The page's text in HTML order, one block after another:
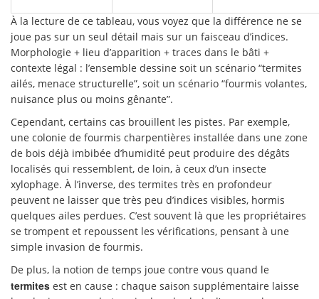
À la lecture de ce tableau, vous voyez que la différence ne se
joue pas sur un seul détail mais sur un faisceau d’indices.
Morphologie + lieu d’apparition + traces dans le bâti +
contexte légal : l’ensemble dessine soit un scénario “termites
ailés, menace structurelle”, soit un scénario “fourmis volantes,
nuisance plus ou moins gênante”.
Cependant, certains cas brouillent les pistes. Par exemple,
une colonie de fourmis charpentières installée dans une zone
de bois déjà imbibée d’humidité peut produire des dégâts
localisés qui ressemblent, de loin, à ceux d’un insecte
xylophage. À l’inverse, des termites très en profondeur
peuvent ne laisser que très peu d’indices visibles, hormis
quelques ailes perdues. C’est souvent là que les propriétaires
se trompent et repoussent les vérifications, pensant à une
simple invasion de fourmis.
De plus, la notion de temps joue contre vous quand le
termites est en cause : chaque saison supplémentaire laisse